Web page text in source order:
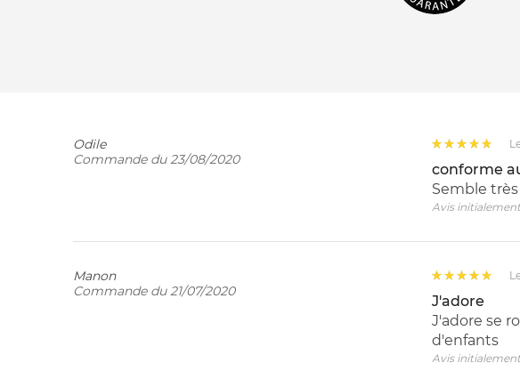
Odile
Commande du 23/08/2020
conforme
Semble
Avis
Manon
Commande du 21/07/2020
J'adore
J'adore se
d'enfants
Avis